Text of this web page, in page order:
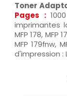
Toner
Pages :
imprimantes
MFP 178, MFP
MFP 179fnw,
d'impression :